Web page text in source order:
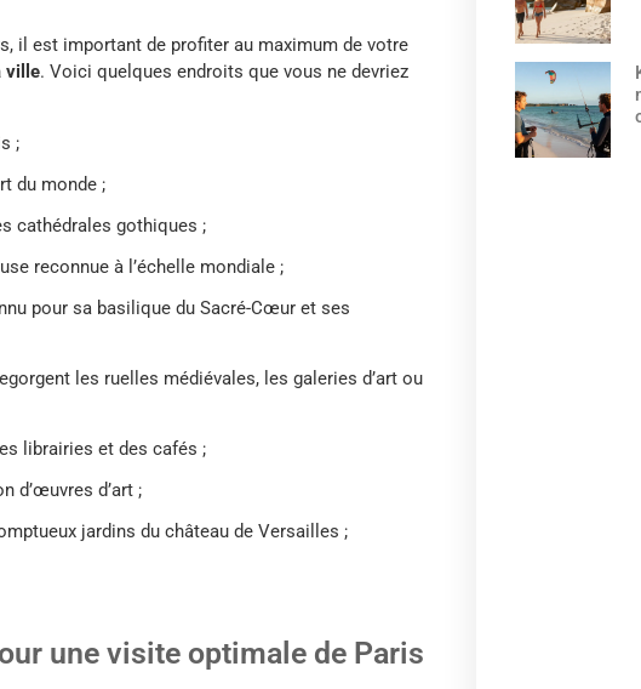
il est important de profiter au maximum de votre
ville. Voici quelques endroits que vous ne devriez
;
du monde ;
cathédrales gothiques ;
reconnue à l’échelle mondiale ;
pour sa basilique du Sacré-Cœur et ses
les ruelles médiévales, les galeries d’art ou
librairies et des cafés ;
d’œuvres d’art ;
jardins du château de Versailles ;
une visite optimale de Paris